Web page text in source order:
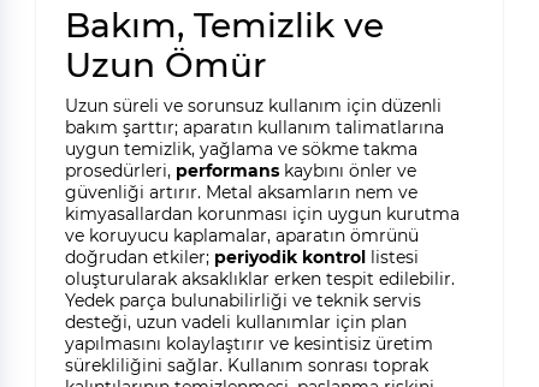
Bakım, Temizlik ve
Uzun Ömür
Uzun süreli ve sorunsuz kullanım için düzenli
bakım şarttır; aparatın kullanım talimatlarına
uygun temizlik, yağlama ve sökme takma
prosedürleri, performanskaybını önler ve
güvenliği artırır. Metal aksamların nem ve
kimyasallardan korunması için uygun kurutma
ve koruyucu kaplamalar, aparatın ömrünü
doğrudan etkiler; periyodik kontrollistesi
oluşturularak aksaklıklar erken tespit edilebilir.
Yedek parça bulunabilirliği ve teknik servis
desteği, uzun vadeli kullanımlar için plan
yapılmasını kolaylaştırır ve kesintisiz üretim
sürekliliğini sağlar. Kullanım sonrası toprak